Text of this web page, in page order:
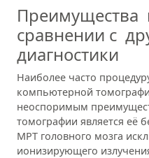
Преимущества
сравнении с
диагностики
Наиболее часто
компьютерной
неоспоримым
томографии является её
МРТ головного мозга
ионизирующего